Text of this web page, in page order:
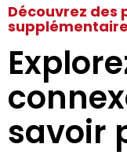
Découvrez des
savoir